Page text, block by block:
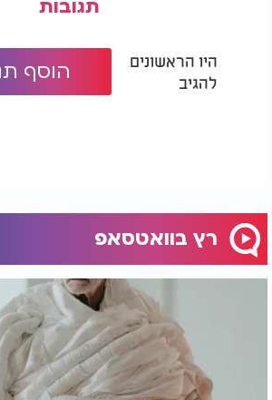
תגובות
היו הראשונים
להגיב
הוסף
רץ בוואטסאפ